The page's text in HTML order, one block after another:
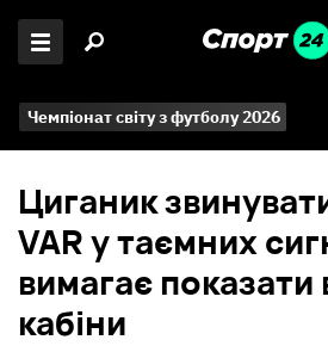
Чемпіонат світу з футболу 2026
Циганик
VAR у таємних
вимагає показати
кабіни